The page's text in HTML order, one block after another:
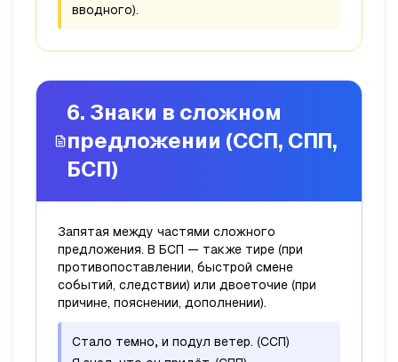
вводного).
6. Знаки в сложном
предложении (ССП, СПП,
БСП)
Запятая между частями сложного
предложения. В БСП — также тире (при
противопоставлении, быстрой смене
событий, следствии) или двоеточие (при
причине, пояснении, дополнении).
Стало темно, и подул ветер. (ССП)